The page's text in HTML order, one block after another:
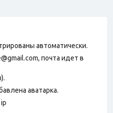
автоматически.
почта идет в
аватарка.